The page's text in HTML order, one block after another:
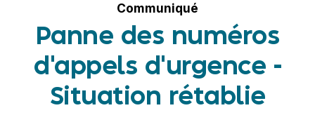
Communiqué
Panne des numéros
d'appels d'urgence -
Situation rétablie